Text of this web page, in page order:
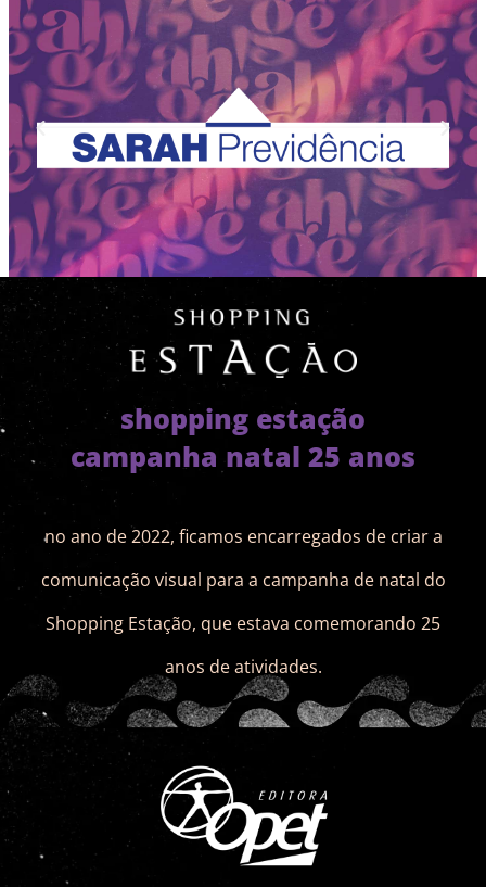
shopping estação
campanha natal 25 anos
no ano de 2022, ficamos encarregados de criar a
comunicação visual para a campanha de natal do
Shopping Estação, que estava comemorando 25
anos de atividades.
veja completo aqui!